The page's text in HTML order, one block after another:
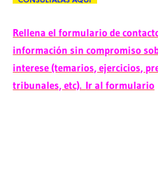
Rellena el formulario de
información sin compromiso
interese (temarios, ejercicios,
tribunales, etc). Ir al formulario